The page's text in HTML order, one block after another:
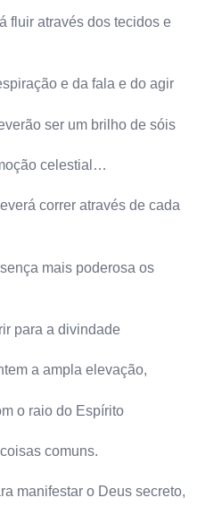
fluir através dos tecidos e
e da fala e do agir
ser um brilho de sóis
celestial…
correr através de cada
mais poderosa os
para a divindade
a ampla elevação,
o raio do Espírito
comuns.
manifestar o Deus secreto,